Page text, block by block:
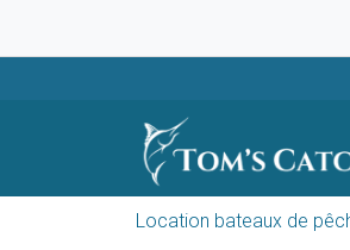
Location bateaux de